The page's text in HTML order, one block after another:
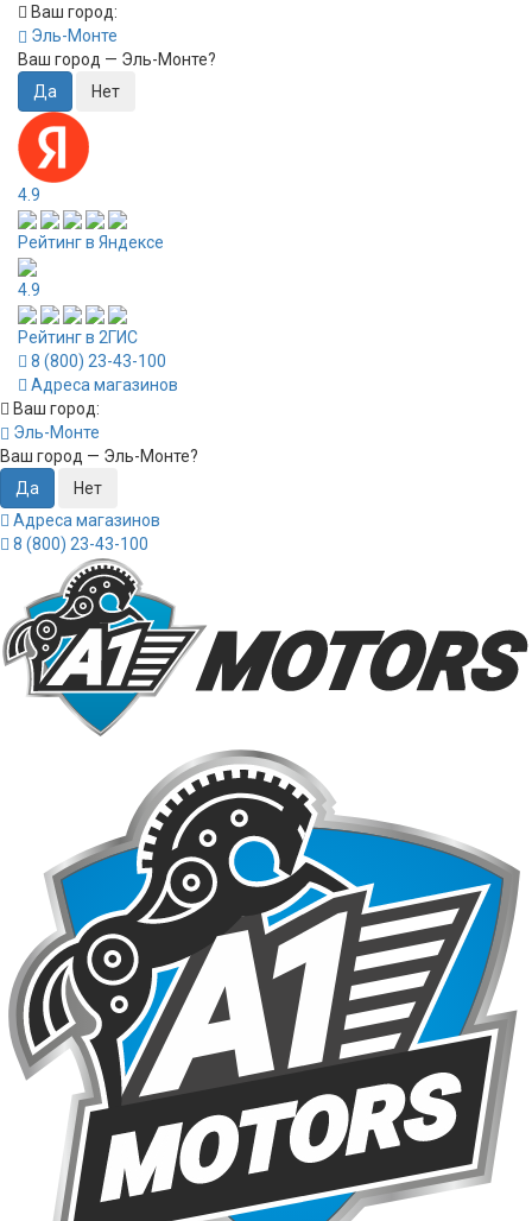
Ваш город:
Эль-Монте
Ваш город — Эль-Монте?
4.9
Рейтинг в Яндексе
4.9
Рейтинг в 2ГИС
8 (800) 23-43-100
Адреса магазинов
Ваш город:
Эль-Монте
Ваш город — Эль-Монте?
Адреса магазинов
8 (800) 23-43-100